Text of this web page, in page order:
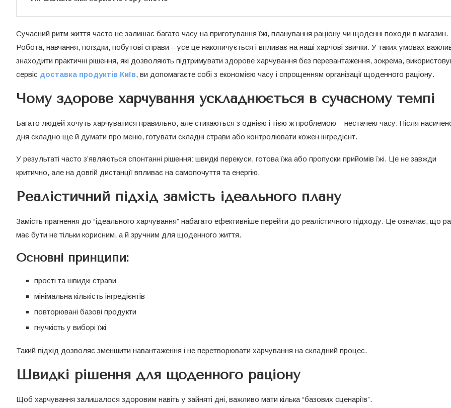
Сучасний ритм життя часто не залишає багато часу на приготування їжі, планування раціону чи щоденні походи в магазин.
Робота, навчання, поїздки, побутові справи – усе це накопичується і впливає на наші харчові звички. У таких умовах
знаходити практичні рішення, які дозволяють підтримувати здорове харчування без перевантаження, зокрема,
сервіс доставка продуктів Київ, ви допомагаєте собі з економією часу і спрощенням організації щоденного раціону.
Чому здорове харчування ускладнюється в сучасному темпі
Багато людей хочуть харчуватися правильно, але стикаються з однією і тією ж проблемою – нестачею часу. Після
дня складно ще й думати про меню, готувати складні страви або контролювати кожен інгредієнт.
У результаті часто з’являються спонтанні рішення: швидкі перекуси, готова їжа або пропуски прийомів їжі. Це не завжди
критично, але на довгій дистанції впливає на самопочуття та енергію.
Реалістичний підхід замість ідеального плану
Замість прагнення до “ідеального харчування” набагато ефективніше перейти до реалістичного підходу. Це означає, що
має бути не тільки корисним, а й зручним для щоденного життя.
Основні принципи:
прості та швидкі страви
мінімальна кількість інгредієнтів
повторювані базові продукти
гнучкість у виборі їжі
Такий підхід дозволяє зменшити навантаження і не перетворювати харчування на складний процес.
Швидкі рішення для щоденного раціону
Щоб харчування залишалося здоровим навіть у зайняті дні, важливо мати кілька “базових сценаріїв”.